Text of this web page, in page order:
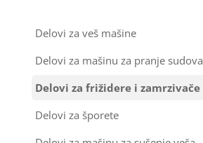
Kondenz creva
Kondenzatori za klima uređaje
Ventilatori za rashladne vitrine
Delovi za veš mašine
Delovi za mašinu za pranje sudova
Delovi za frižidere i zamrzivače
Delovi za šporete